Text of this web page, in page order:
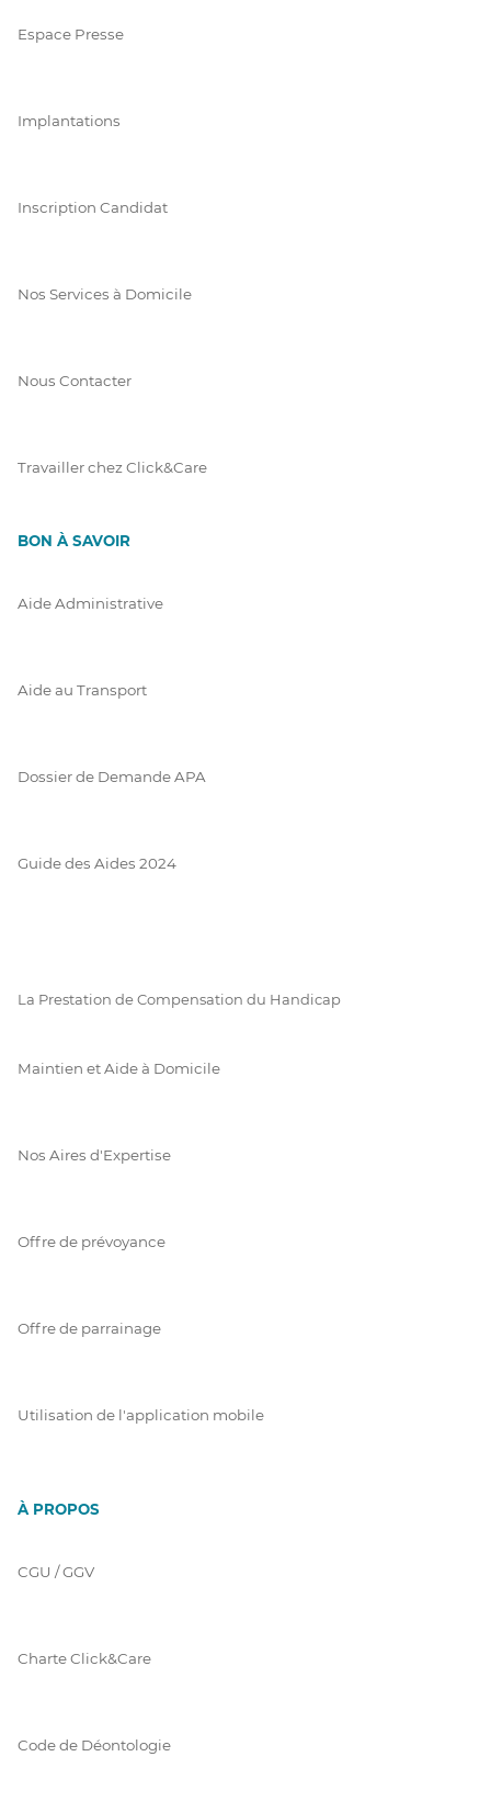
Espace Presse
Implantations
Inscription Candidat
Nos Services à Domicile
Nous Contacter
Travailler chez Click&Care
BON À SAVOIR
Aide Administrative
Aide au Transport
Dossier de Demande APA
Guide des Aides 2024
La Prestation de Compensation du Handicap
Maintien et Aide à Domicile
Nos Aires d'Expertise
Offre de prévoyance
Offre de parrainage
Utilisation de l'application mobile
À PROPOS
CGU / GGV
Charte Click&Care
Code de Déontologie